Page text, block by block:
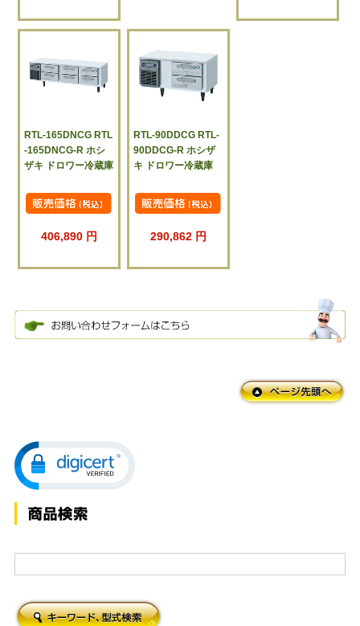
RTL-165DNCG RTL
-165DNCG-R ホシ
ザキ ドロワー冷蔵庫
406,890 円
RTL-90DDCG RTL-
90DDCG-R ホシザ
キ ドロワー冷蔵庫
290,862 円